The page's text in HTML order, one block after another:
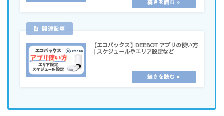
【エコバックス】DEEBOT アプリの使い方
｜スケジュールやエリア設定など